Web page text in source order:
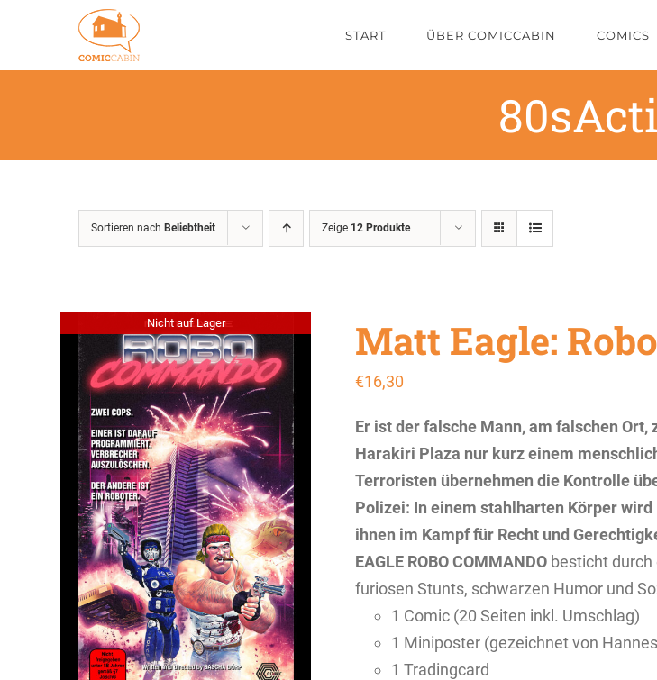
springen
START ÜBER COMICCABIN COMICS
Sortieren nach Beliebtheit Zeige 12 Produkte
Nicht auf Lager Matt Eagle:
€16,30
Er ist der falsche Mann, am falschen
Harakiri Plaza nur kurz einem
Terroristen übernehmen die Kontrolle
Polizei: In einem stahlharten Körper
ihnen im Kampf für Recht und
EAGLE ROBO COMMANDObesticht durch
furiosen Stunts, schwarzen Humor und
1 Comic (20 Seiten inkl. Umschlag)
1 Miniposter (gezeichnet von
1 Tradingcard